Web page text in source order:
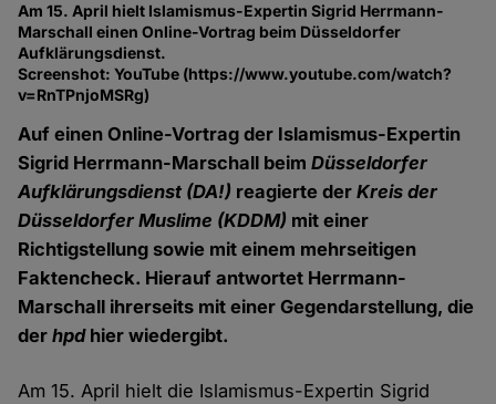
Am 15. April hielt Islamismus-Expertin Sigrid Herrmann-
Marschall einen Online-Vortrag beim Düsseldorfer
Aufklärungsdienst.
Screenshot: YouTube (https://www.youtube.com/watch?
v=RnTPnjoMSRg)
Auf einen Online-Vortrag der Islamismus-Expertin
Sigrid Herrmann-Marschall beimDüsseldorfer
Aufklärungsdienst (DA!) reagierte derKreis der
Düsseldorfer Muslime (KDDM) mit einer
Richtigstellung sowie mit einem mehrseitigen
Faktencheck. Hierauf antwortet Herrmann-
Marschall ihrerseits mit einer Gegendarstellung, die
derhpdhier wiedergibt.
Am 15. April hielt die Islamismus-Expertin Sigrid